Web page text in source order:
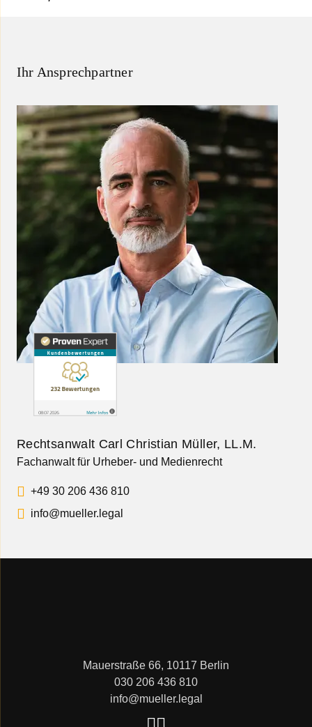
Ihr Ansprechpartner
Rechtsanwalt Carl Christian Müller, LL.M.
Fachanwalt für Urheber- und Medienrecht
+49 30 206 436 810
info@mueller.legal
Mauerstraße 66, 10117 Berlin
030 206 436 810
info@mueller.legal